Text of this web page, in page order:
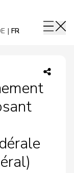
FR